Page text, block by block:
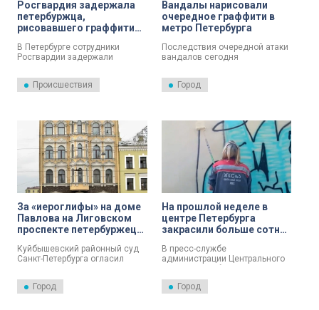
Росгвардия задержала
петербуржца,
рисовавшего граффити
В Петербурге сотрудники
Росгвардии задержали
граффити на стене дома в
центре города.
Происшествия
Вандалы нарисовали
очередное граффити в
метро Петербурга
Последствия очередной атаки
вандалов сегодня
петербургского метрополитена.
На одной из вентиляционных
граффити, прибавив работы
специалистам службы
тоннельных сооружений — им
предстоит закрашивать
сомнительное уличное
творчество. Задача эта не
самая простоя — наносить
краску приходится в три, а то и
в четыре слоя.
Город
За «иероглифы» на доме
Павлова на Лиговском
проспекте петербуржец
обязательных работ
Куйбышевский районный суд
Санкт-Петербурга огласил
который испортил фасад дома-
памятника в Северной
Город
На прошлой неделе в
центре Петербурга
закрасили больше сотни
В пресс-службе
администрации Центрального
района Петербурга рассказали,
что каждый день сотрудники
коммунальных служб города
Город